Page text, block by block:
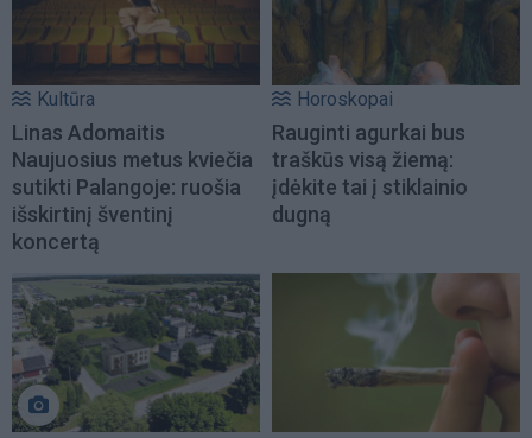
Kultūra
Linas Adomaitis
Naujuosius metus kviečia
sutikti Palangoje: ruošia
išskirtinį šventinį
koncertą
Horoskopai
Rauginti agurkai bus
traškūs visą žiemą:
įdėkite tai į stiklainio
dugną